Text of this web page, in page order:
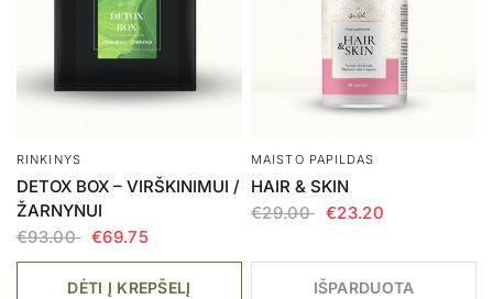
RINKINYS
DETOX BOX – VIRŠKINIMUI /
ŽARNYNUI
€93.00
€69.75
DĖTI Į KREPŠELĮ
MAISTO PAPILDAS
HAIR & SKIN
€29.00
€23.20
IŠPARDUOTA